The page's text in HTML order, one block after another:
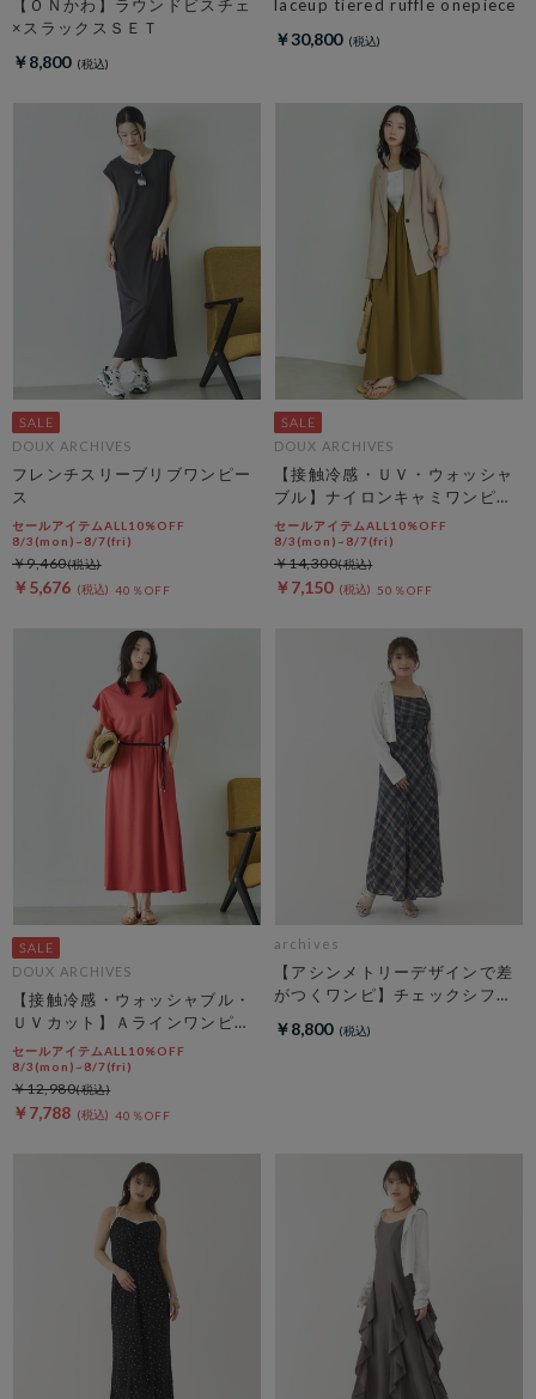
【ＯＮかわ】ラウンドビスチェ
×スラックスＳＥＴ
￥8,800
laceup tiered ruffle onepiece
￥30,800
DOUX ARCHIVES
フレンチスリーブリブワンピー
ス
セールアイテムALL10%OFF
8/3(mon)~8/7(fri)
￥5,676 40％OFF
￥9,460
DOUX ARCHIVES
【接触冷感・ＵＶ・ウォッシャ
ブル】ナイロンキャミワンピー
ス
セールアイテムALL10%OFF
8/3(mon)~8/7(fri)
￥7,150 50％OFF
￥14,300
DOUX ARCHIVES
【接触冷感・ウォッシャブル・
ＵＶカット】Ａラインワンピー
ス
セールアイテムALL10%OFF
8/3(mon)~8/7(fri)
￥7,788 40％OFF
￥12,980
archives
【アシンメトリーデザインで差
がつくワンピ】チェックシフォ
￥8,800